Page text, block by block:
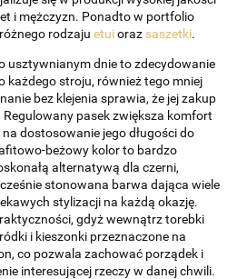
i mężczyzn. Ponadto w portfolio
rodzaju etuioraz saszetki.
usztywnianym dnie to zdecydowanie
każdego stroju, również tego mniej
bez klejenia sprawia, że jej zakup
pasek zwiększa komfort
dostosowanie jego długości do
beżowy kolor to bardzo
alternatywą dla czerni,
stonowana barwa dająca wiele
stylizacji na każdą okazję.
gdyż wewnątrz torebki
i kieszonki przeznaczone na
co pozwala zachować porządek i
interesującej rzeczy w danej chwili.